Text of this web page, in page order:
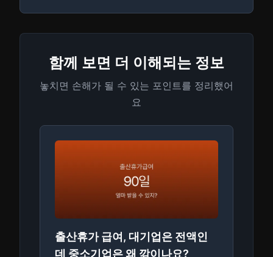
함께 보면 더 이해되는 정보
놓치면 손해가 될 수 있는 포인트를 정리했어
요
출산휴가 급여, 대기업은 전액인
데 중소기업은 왜 깎이나요?